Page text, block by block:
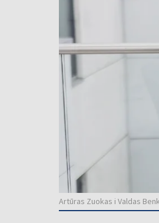
Artūras Zuokas i Valdas